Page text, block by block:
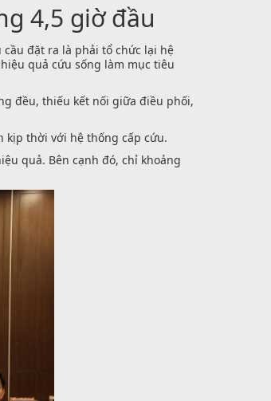
4,5 giờ đầu
đặt ra là phải tổ chức lại hệ
quả cứu sống làm mục tiêu
đều, thiếu kết nối giữa điều phối,
kịp thời với hệ thống cấp cứu.
quả. Bên cạnh đó, chỉ khoảng